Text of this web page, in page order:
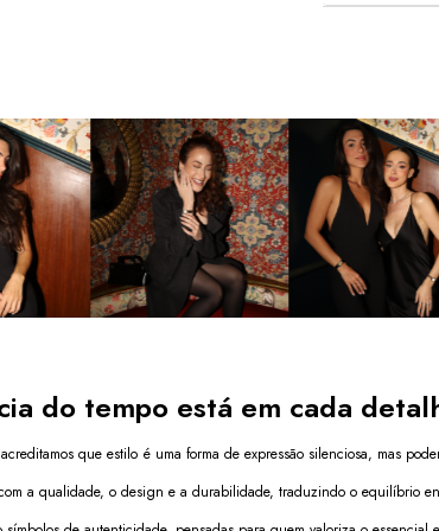
para
atitude.
Caixa
a dia
presença,
Octavia –
melhor
nota fiscal
do tempo está em cada
que estilo é uma forma de expressão silenciosa, mas
a qualidade, o design e a durabilidade, traduzindo o equilíbrio